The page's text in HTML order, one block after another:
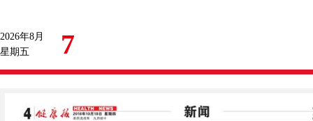
2026年8月
星期五
7